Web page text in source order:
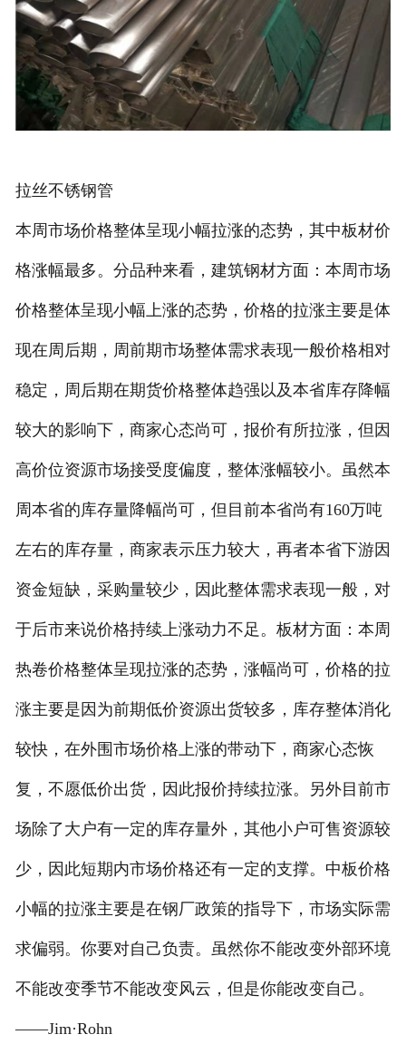
拉丝不锈钢管
本周市场价格整体呈现小幅拉涨的态势，其中板材价
格涨幅最多。分品种来看，建筑钢材方面：本周市场
价格整体呈现小幅上涨的态势，价格的拉涨主要是体
现在周后期，周前期市场整体需求表现一般价格相对
稳定，周后期在期货价格整体趋强以及本省库存降幅
较大的影响下，商家心态尚可，报价有所拉涨，但因
高价位资源市场接受度偏度，整体涨幅较小。虽然本
周本省的库存量降幅尚可，但目前本省尚有160万吨
左右的库存量，商家表示压力较大，再者本省下游因
资金短缺，采购量较少，因此整体需求表现一般，对
于后市来说价格持续上涨动力不足。板材方面：本周
热卷价格整体呈现拉涨的态势，涨幅尚可，价格的拉
涨主要是因为前期低价资源出货较多，库存整体消化
较快，在外围市场价格上涨的带动下，商家心态恢
复，不愿低价出货，因此报价持续拉涨。另外目前市
场除了大户有一定的库存量外，其他小户可售资源较
少，因此短期内市场价格还有一定的支撑。中板价格
小幅的拉涨主要是在钢厂政策的指导下，市场实际需
求偏弱。你要对自己负责。虽然你不能改变外部环境
不能改变季节不能改变风云，但是你能改变自己。
——Jim·Rohn